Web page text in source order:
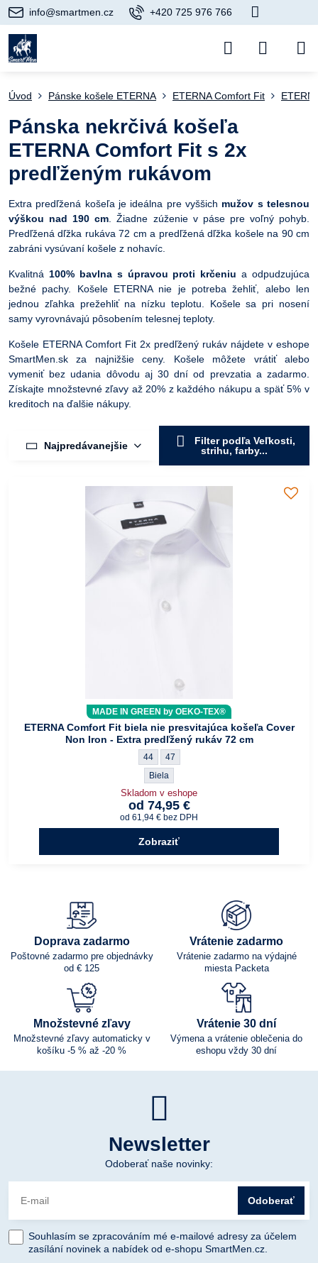
info@smartmen.cz +420 725 976 766
Úvod Pánske košele ETERNA ETERNA Comfort Fit
Pánska nekrčivá košeľa
ETERNA Comfort Fit s 2x
predľženým rukávom
Extra predľžená košeľa je ideálna pre vyššich mužov s telesnou
výškou nad 190 cm . Žiadne zúženie v páse pre voľný pohyb.
Predľžená dľžka rukáva 72 cm a predľžená dľžka košele na 90 cm
zabráni vysúvaní košele z nohavíc.
Kvalitná 100% bavlna s úpravou proti krčeniu a odpudzujúca
bežné pachy. Košele ETERNA nie je potreba žehliť, alebo len
jednou zľahka prežehliť na nízku teplotu. Košele sa pri nosení
samy vyrovnávajú pôsobením telesnej teploty.
Košele ETERNA Comfort Fit 2x predľžený rukáv nájdete v eshope
SmartMen.sk za najnižšie ceny. Košele môžete vrátiť alebo
vymeniť bez udania dôvodu aj 30 dní od prevzatia a zadarmo.
Získajte množstevné zľavy až 20% z každého nákupu a späť 5% v
kreditoch na ďalšie nákupy.
Najpredávanejšie
Filter podľa Veľkosti,
strihu, farby...
MADE IN GREEN by OEKO-TEX®
ETERNA Comfort Fit biela nie presvitajúca košeľa Cover
Non Iron - Extra predľžený rukáv 72 cm
ETERNA Comfort Fit biela nie presvitajúca
44 ETERNA Comfort Fit biela nie
47
ETERNA Comfort Fit biela nie presvitajúca
Biela
Skladom v eshope
od 74,95 €
od 61,94 € bez DPH
Zobraziť
Doprava zadarmo
Poštovné zadarmo pre objednávky
od € 125
Vrátenie zadarmo
Vrátenie zadarmo na výdajné
miesta Packeta
Množstevné zľavy
Množstevné zľavy automaticky v
košíku -5 % až -20 %
Vrátenie 30 dní
Výmena a vrátenie oblečenia do
eshopu vždy 30 dní
Newsletter
Odoberať naše novinky:
Odoberať
Souhlasím se zpracováním mé e-mailové adresy za účelem
zasílání novinek a nabídek od e-shopu SmartMen.cz.